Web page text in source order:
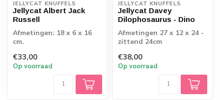
JELLYCAT KNUFFELS
Jellycat Albert Jack
Russell
Afmetingen: 18 x 6 x 16
cm.
€33,00
Op voorraad
JELLYCAT KNUFFELS
Jellycat Davey
Dilophosaurus - Dino
Afmetingen 27 x 12 x 24 -
zittend 24cm
€38,00
Op voorraad